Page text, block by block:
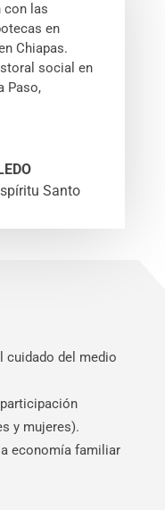
con las
en
Chiapas.
social en
Paso,
Santo
cuidado del medio
y mujeres).
economía familiar